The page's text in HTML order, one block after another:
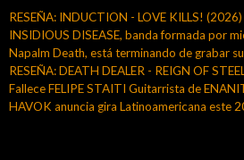
RESEÑA: INDUCTION - LOVE KILLS! (2026)
INSIDIOUS DISEASE, banda formada por
Napalm Death, está terminando de grabar
RESEÑA: DEATH DEALER - REIGN OF
Fallece FELIPE STAITI Guitarrista de
HAVOK anuncia gira Latinoamericana este